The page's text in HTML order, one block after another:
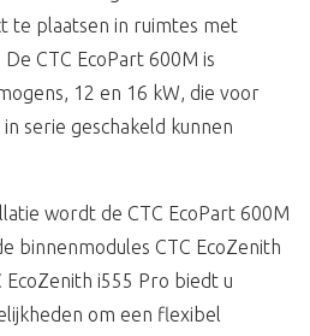
te plaatsen in ruimtes met
CTC EcoPart 600M is
12 en 16 kW, die voor
serie geschakeld kunnen
wordt de CTC EcoPart 600M
binnenmodules CTC EcoZenith
i555 Pro biedt u
om een flexibel